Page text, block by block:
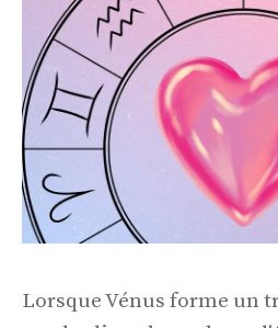
Lorsque Vénus forme un